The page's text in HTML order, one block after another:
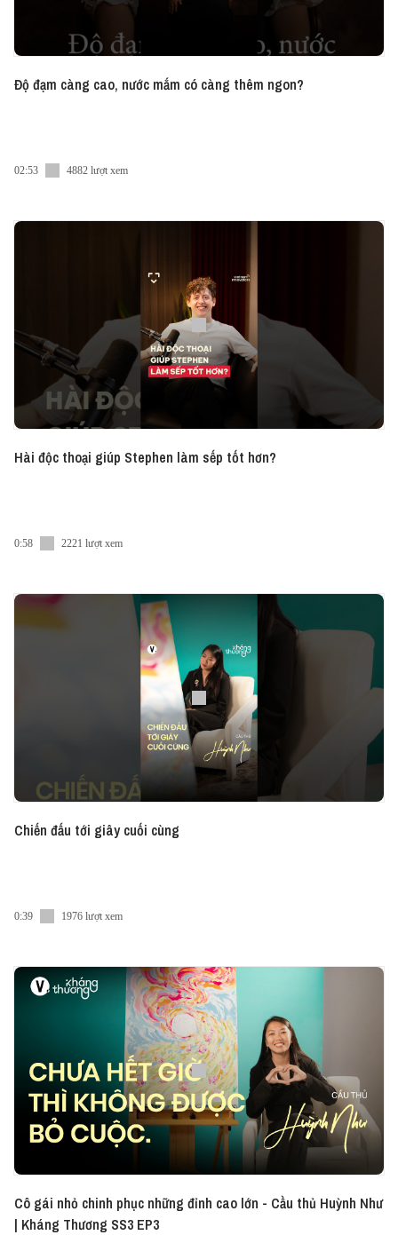
Độ đạm càng cao, nước mắm có càng thêm ngon?
02:53 4882 lượt xem
Hài độc thoại giúp Stephen làm sếp tốt hơn?
0:58 2221 lượt xem
Chiến đấu tới giây cuối cùng
0:39 1976 lượt xem
Cô gái nhỏ chinh phục những đỉnh cao lớn - Cầu thủ Huỳnh Như
| Kháng Thương SS3 EP3